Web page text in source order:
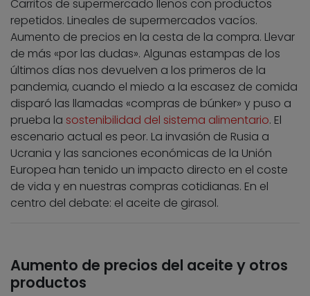
Carritos de supermercado llenos con productos
repetidos. Lineales de supermercados vacíos.
Aumento de precios en la cesta de la compra. Llevar
de más «por las dudas». Algunas estampas de los
últimos días nos devuelven a los primeros de la
pandemia, cuando el miedo a la escasez de comida
disparó las llamadas «compras de búnker» y puso a
prueba la sostenibilidad del sistema alimentario. El
escenario actual es peor. La invasión de Rusia a
Ucrania y las sanciones económicas de la Unión
Europea han tenido un impacto directo en el coste
de vida y en nuestras compras cotidianas. En el
centro del debate: el aceite de girasol.
Aumento de precios del aceite y otros
productos